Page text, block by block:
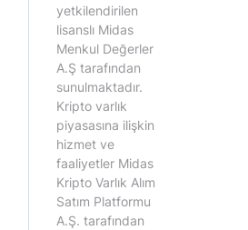
yetkilendirilen
lisanslı Midas
Menkul Değerler
A.Ş tarafından
sunulmaktadır.
Kripto varlık
piyasasına ilişkin
hizmet ve
faaliyetler Midas
Kripto Varlık Alım
Satım Platformu
A.Ş. tarafından